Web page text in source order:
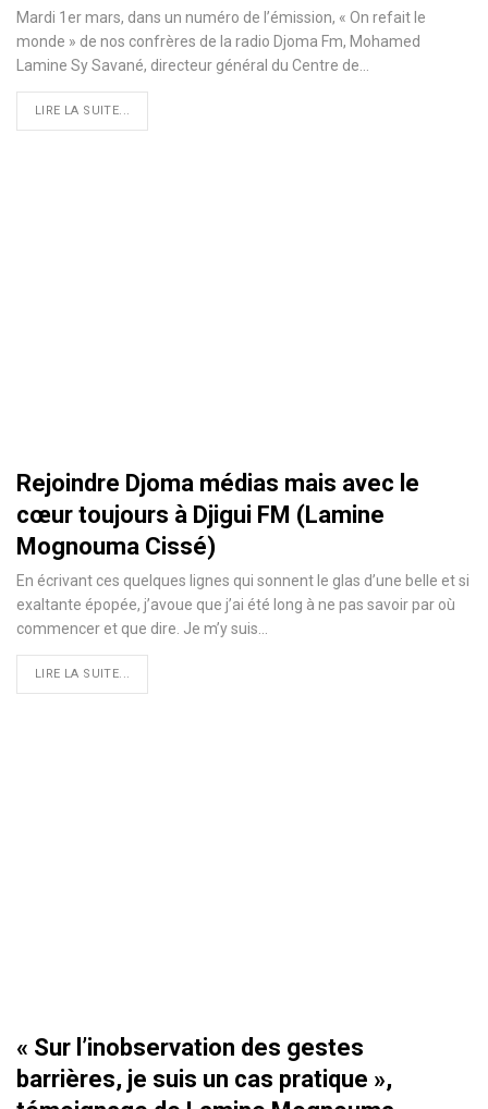
Mardi 1er mars, dans un numéro de l’émission, « On refait le
monde » de nos confrères de la radio Djoma Fm, Mohamed
Lamine Sy Savané, directeur général du Centre de
LIRE LA SUITE...
Rejoindre Djoma médias mais avec le
cœur toujours à Djigui FM (Lamine
Mognouma Cissé)
En écrivant ces quelques lignes qui sonnent le glas d’une belle et si
exaltante épopée, j’avoue que j’ai été long à ne pas savoir par où
commencer et que dire. Je m’y suis
LIRE LA SUITE...
« Sur l’inobservation des gestes
barrières, je suis un cas pratique »,